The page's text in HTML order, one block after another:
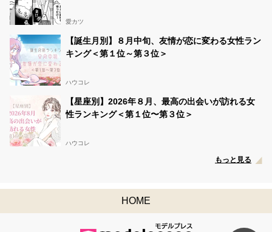
愛カツ
【誕生月別】８月中旬、友情が恋に変わる女性ラン
キング＜第１位～第３位＞
ハウコレ
【星座別】2026年８月、最高の出会いが訪れる女
性ランキング＜第１位〜第３位＞
ハウコレ
もっと見る
HOME